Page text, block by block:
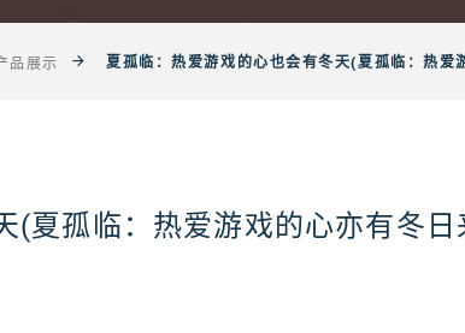
品展示 夏孤临：热爱游戏的心也会有冬天(夏孤临：热爱
(夏孤临：热爱游戏的心亦有冬日